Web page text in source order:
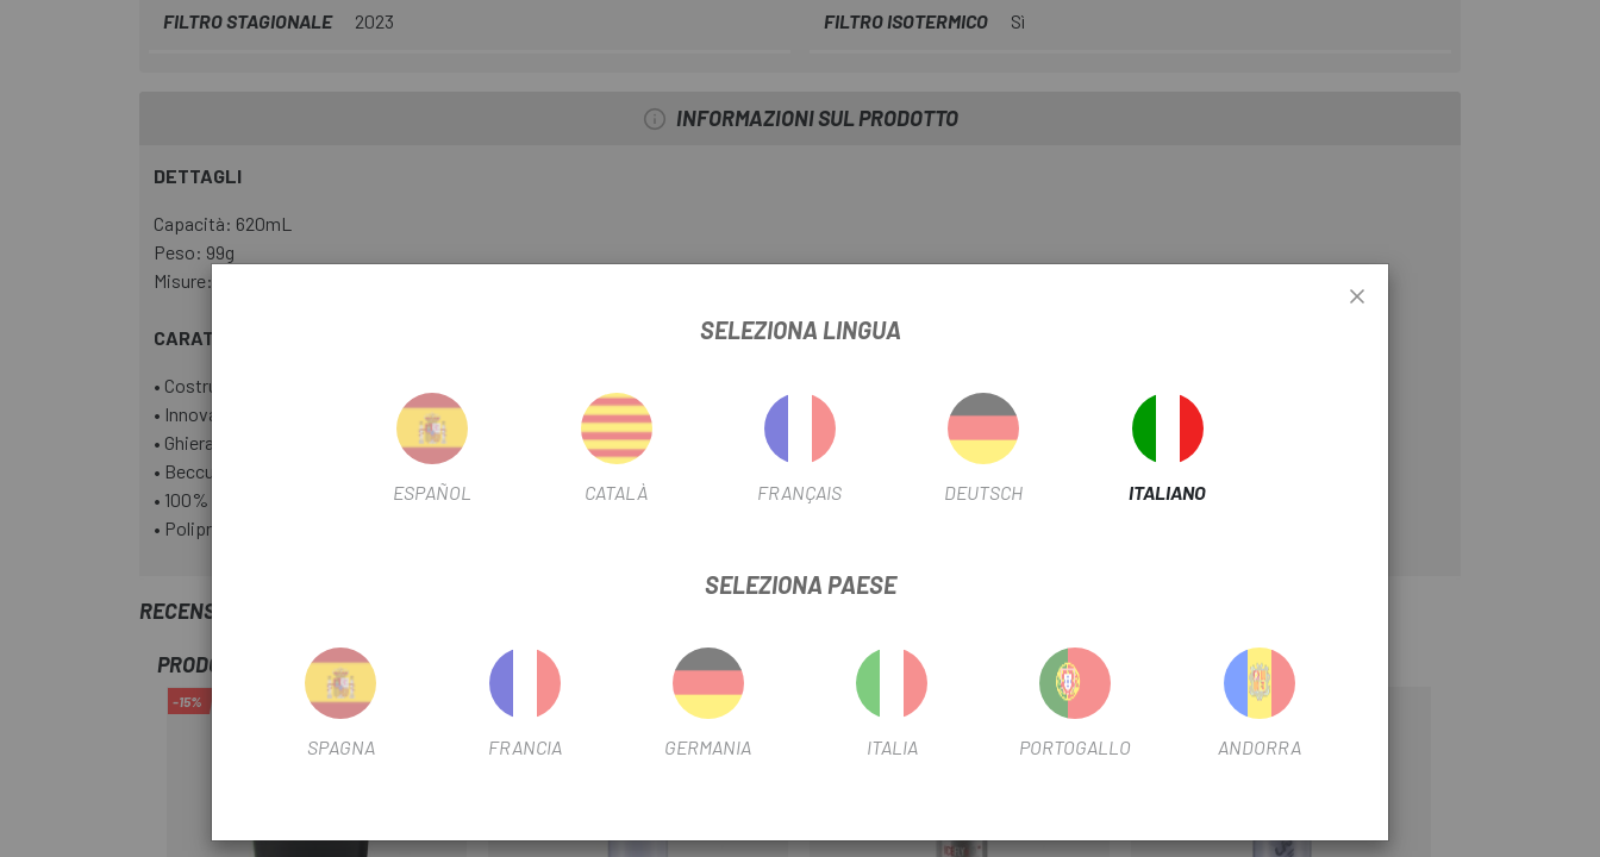
FILTRO STAGIONALE 2023 FILTRO ISOTERMICO Sì
INFORMAZIONI SUL PRODOTTO
DETTAGLI
Capacità: 620mL
Peso: 99g
Misure: 7.3x7.3x23.8cm
CARATTERISTICHE
• Costruzione a doppia parete con isolamento termico che mantiene l'acqua fino a 2 volte più fredda
• Innovativa valvola di chiusura automatica Jet Valve che previene schizzi e fuoriuscite
• Ghiera di bloccaggio ergonomica anti-perdite per il trasporto
• Beccuccio in silicone removibile per una facile pulizia
• 100% senza BPA, BPS e BPF
• Polipropilene Trustate con tecnologia antimicrobica Hydroguard
RECENSIONI TRUSTED SHOPS
PRODOTTI SIMILI
-15% -20%
SELEZIONA LINGUA
ESPAÑOL CATALÀ FRANÇAIS DEUTSCH ITALIANO
SELEZIONA PAESE
SPAGNA FRANCIA GERMANIA ITALIA PORTOGALLO ANDORRA